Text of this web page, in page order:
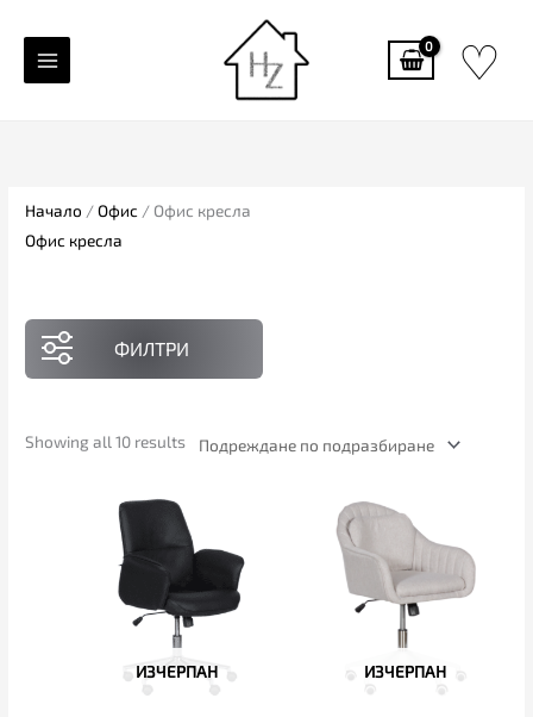
content
♡
Начало /Офис / Офис кресла
Офис кресла
ФИЛТРИ
Showing all 10 results
ИЗЧЕРПАН ИЗЧЕРПАН